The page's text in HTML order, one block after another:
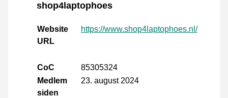
shop4laptophoes
Website
URL
https://www.shop4laptophoes.nl/
CoC
85305324
Medlem
siden
23. august 2024